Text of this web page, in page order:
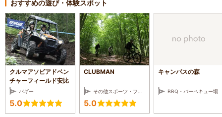
おすすめの遊び・体験スポット
クルマアソビアドベン
チャーフィールド安比
バギー
5.0
CLUBMAN
5.0
キャンパスの森
BBQ・バーベキュー場